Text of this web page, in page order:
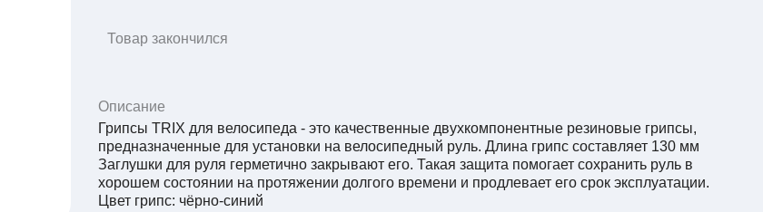
Товар закончился
Описание
Грипсы TRIX для велосипеда - это качественные двухкомпонентные резиновые грипсы,
предназначенные для установки на велосипедный руль. Длина грипс составляет 130 мм
Заглушки для руля герметично закрывают его. Такая защита помогает сохранить руль в
хорошем состоянии на протяжении долгого времени и продлевает его срок эксплуатации.
Цвет грипс: чёрно-синий